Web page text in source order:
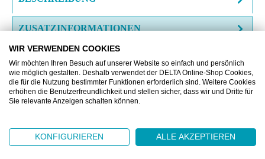
ZUSATZINFORMATIONEN
DOWNLOAD
Produktgalerie überspringen
Kunden kauften auch
WIR VERWENDEN COOKIES
Wir möchten Ihren Besuch auf unserer Website so einfach und persönlich
wie möglich gestalten. Deshalb verwendet der DELTA Online-Shop Cookies,
die für die Nutzung bestimmter Funktionen erforderlich sind. Weitere Cookies
erhöhen die Benutzerfreundlichkeit und stellen sicher, dass wir und Dritte für
Sie relevante Anzeigen schalten können.
KONFIGURIEREN ALLE AKZEPTIEREN